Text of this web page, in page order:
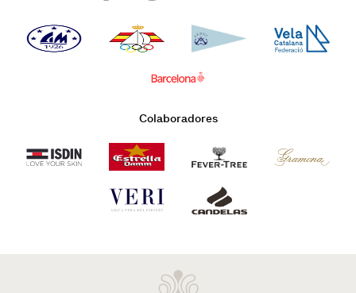
Colaboradores